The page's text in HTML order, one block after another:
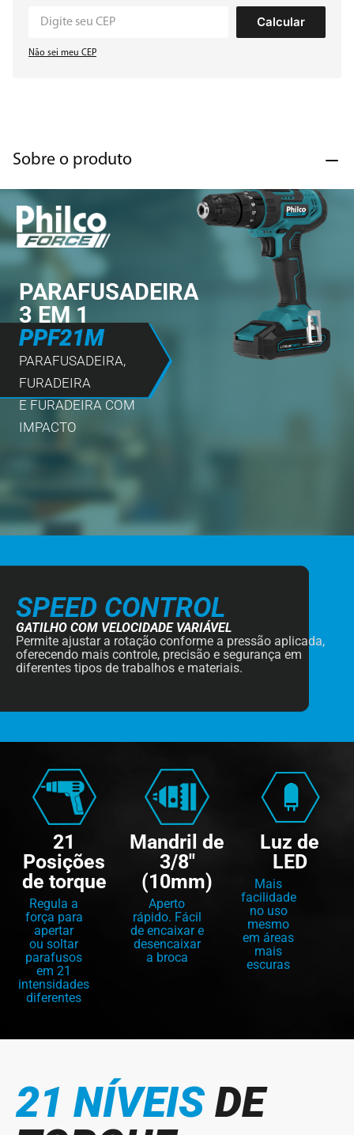
Calcular
Não sei meu CEP
Sobre o produto